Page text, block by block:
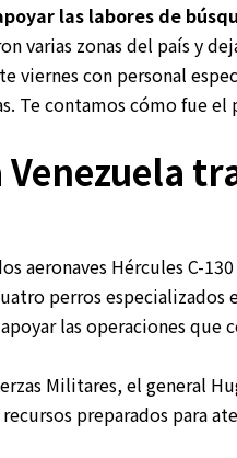
las labores de
varias zonas del país y
viernes con personal
Te contamos cómo fue el
aeronaves Hércules C-
perros especializados
las operaciones que
Militares, el general
preparados para